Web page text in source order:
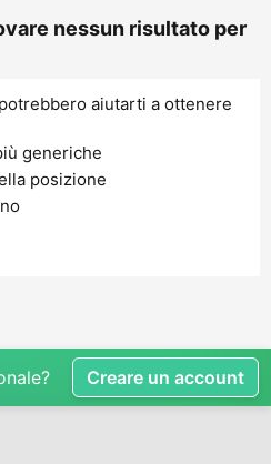
nessun risultato per
aiutarti a ottenere
generiche
posizione
Creare un account